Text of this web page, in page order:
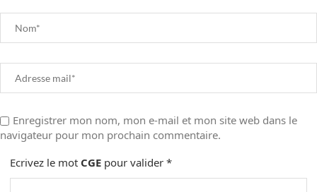
Enregistrer mon nom, mon e-mail et mon site web dans le
navigateur pour mon prochain commentaire.
Ecrivez le mot CGE pour valider *